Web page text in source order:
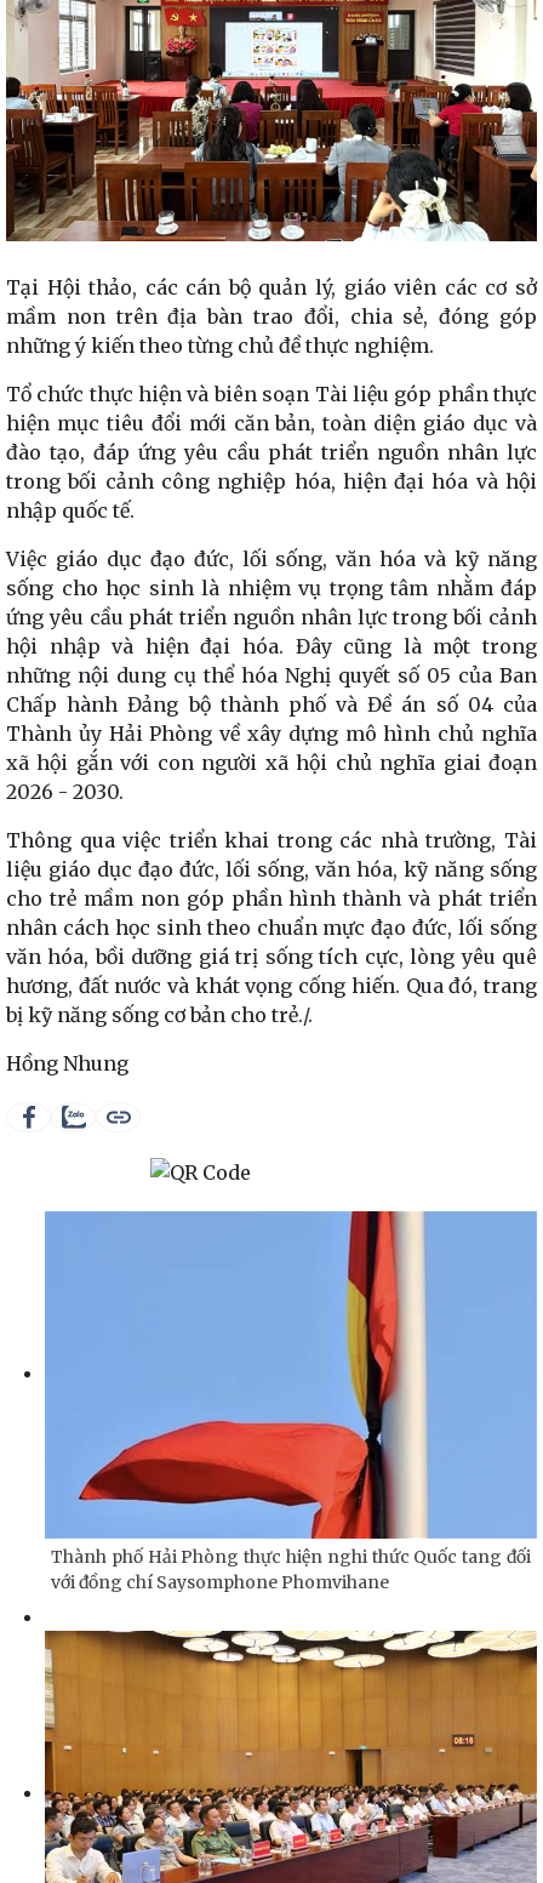
Tại Hội thảo, các cán bộ quản lý, giáo viên các cơ sở
mầm non trên địa bàn trao đổi, chia sẻ, đóng góp
những ý kiến theo từng chủ đề thực nghiệm.
Tổ chức thực hiện và biên soạn Tài liệu góp phần thực
hiện mục tiêu đổi mới căn bản, toàn diện giáo dục và
đào tạo, đáp ứng yêu cầu phát triển nguồn nhân lực
trong bối cảnh công nghiệp hóa, hiện đại hóa và hội
nhập quốc tế.
Việc giáo dục đạo đức, lối sống, văn hóa và kỹ năng
sống cho học sinh là nhiệm vụ trọng tâm nhằm đáp
ứng yêu cầu phát triển nguồn nhân lực trong bối cảnh
hội nhập và hiện đại hóa. Đây cũng là một trong
những nội dung cụ thể hóa Nghị quyết số 05 của Ban
Chấp hành Đảng bộ thành phố và Đề án số 04 của
Thành ủy Hải Phòng về xây dựng mô hình chủ nghĩa
xã hội gắn với con người xã hội chủ nghĩa giai đoạn
2026 - 2030.
Thông qua việc triển khai trong các nhà trường, Tài
liệu giáo dục đạo đức, lối sống, văn hóa, kỹ năng sống
cho trẻ mầm non góp phần hình thành và phát triển
nhân cách học sinh theo chuẩn mực đạo đức, lối sống
văn hóa, bồi dưỡng giá trị sống tích cực, lòng yêu quê
hương, đất nước và khát vọng cống hiến. Qua đó, trang
bị kỹ năng sống cơ bản cho trẻ./.
Hồng Nhung
Thành phố Hải Phòng thực hiện nghi thức Quốc tang đối
với đồng chí Saysomphone Phomvihane